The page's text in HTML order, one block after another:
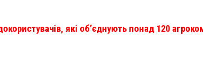
які об’єднують понад 120